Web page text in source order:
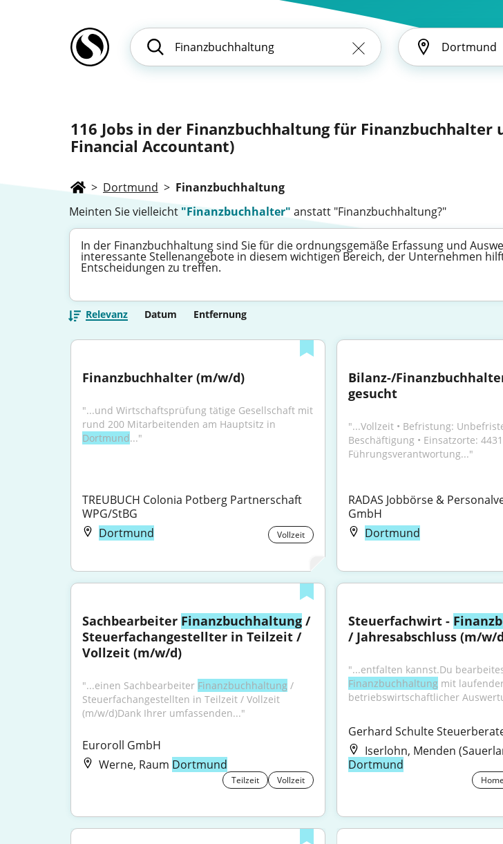
116 Jobs in der Finanzbuchhaltung für Finanzbuchhalter
Financial Accountant)
> Dortmund > Finanzbuchhaltung
Meinten Sie vielleicht "Finanzbuchhalter" anstatt "Finanzbuchhaltung?"
In der Finanzbuchhaltung sind Sie für die ordnungsgemäße Erfassung und
interessante Stellenangebote in diesem wichtigen Bereich, der Unternehmen
Entscheidungen zu treffen.
Relevanz Datum Entfernung
Finanzbuchhalter (m/w/d)
"...und Wirtschaftsprüfung tätige Gesellschaft mit
Dortmund..."
TREUBUCH Colonia Potberg Partnerschaft
WPG/StBG
Dortmund
Vollzeit
Bilanz-/
gesucht
"...Vollzeit • Befristung:
Beschäftigung • Einsatzorte:
Führungsverantwortung..."
RADAS Jobbörse &
GmbH
Dortmund
Sachbearbeiter Finanzbuchhaltung /
Steuerfachangestellter in Teilzeit /
Vollzeit (m/w/d)
"...einen Sachbearbeiter Finanzbuchhaltung /
Steuerfachangestellten in Teilzeit / Vollzeit
(m/w/d)Dank Ihrer umfassenden..."
Euroroll GmbH
Werne, Raum Dortmund
Teilzeit Vollzeit
Steuerfachwirt -
/ Jahresabschluss (m/w/
Finanzbuchhaltung mit
betriebswirtschaftlicher
Gerhard Schulte
Iserlohn, Menden
Dortmund